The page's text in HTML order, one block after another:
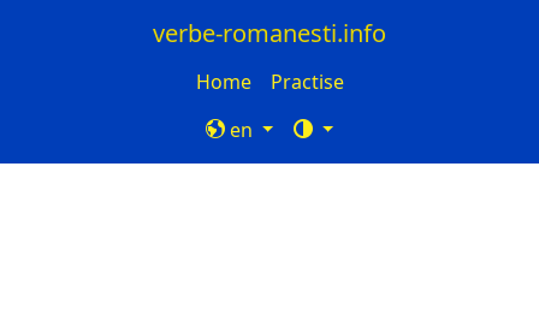
verbe-romanesti.info
Home
Practise
en